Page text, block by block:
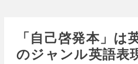
「自己啓発本」は
のジャンル英語表